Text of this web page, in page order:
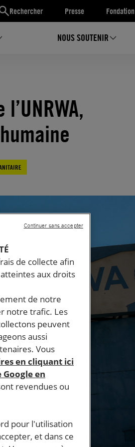
Rechercher Presse Fondation
NOUS SOUTENIR
de collecte afin
aux droits
de notre
notre trafic. Les
peuvent
aussi
Vous
en cliquant ici
en
revendues ou
pour l'utilisation
et dans ce
Continuer sans accepter